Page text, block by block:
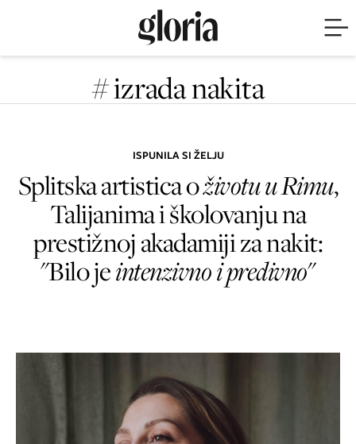
# izrada nakita
ISPUNILA SI ŽELJU
Splitska artistica oživotu u Rimu,
Talijanima i školovanju na
prestižnoj akadamiji za nakit:
"Bilo jeintenzivno i predivno"